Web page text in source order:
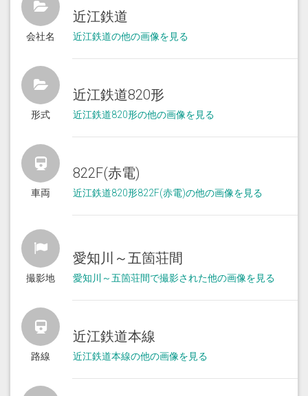
会社名
近江鉄道
近江鉄道の他の画像を見る
形式
近江鉄道820形
近江鉄道820形の他の画像を見る
車両
822F(赤電)
近江鉄道820形822F(赤電)の他の画像を見る
撮影地
愛知川～五箇荘間
愛知川～五箇荘間で撮影された他の画像を見る
路線
近江鉄道本線
近江鉄道本線の他の画像を見る